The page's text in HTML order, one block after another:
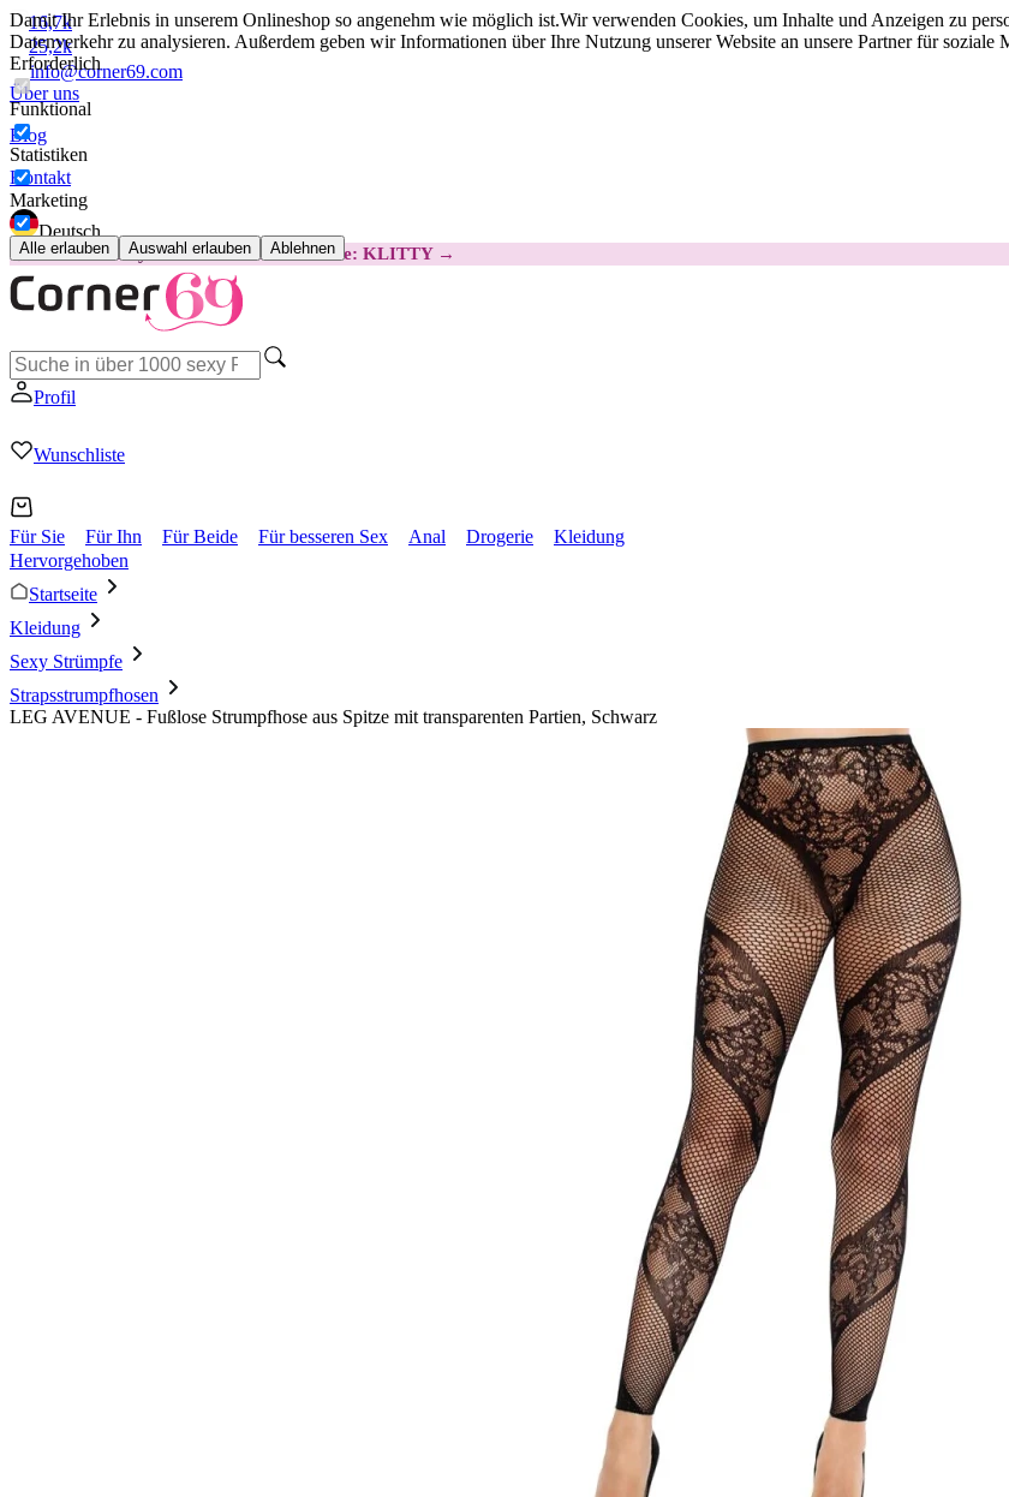
Damit Ihr Erlebnis in unserem Onlineshop so angenehm wie möglich ist.Wir verwenden Cookies, um Inhalte und Anzeigen zu
Datenverkehr zu analysieren. Außerdem geben wir Informationen über Ihre Nutzung unserer Website an unsere Partner für soziale
Erforderlich
Funktional
Statistiken
Marketing
Alle erlauben Auswahl erlauben Ablehnen
16,7k
25,2k
info@corner69.com
Über uns
Blog
Kontakt
Deutsch
😽Svakom Klitty: 15 € GÜNSTIGERCode: KLITTY →
Profil
Wunschliste
Für Sie Für Ihn Für Beide Für besseren Sex Anal Drogerie
Kleidung
Hervorgehoben
Startseite
Kleidung
Sexy Strümpfe
Strapsstrumpfhosen
LEG AVENUE - Fußlose Strumpfhose aus Spitze mit transparenten Partien, Schwarz